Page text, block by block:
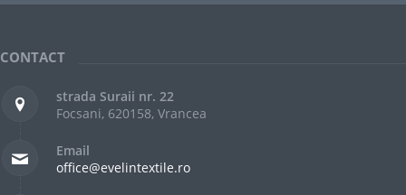
CONTACT
strada Suraii nr. 22
Focsani, 620158, Vrancea
Email
office@evelintextile.ro